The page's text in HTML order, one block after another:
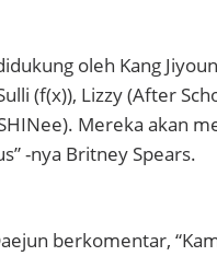
oleh Kang
(f(x)), Lizzy (After
Mereka akan
-nya Britney Spears.
berkomentar,